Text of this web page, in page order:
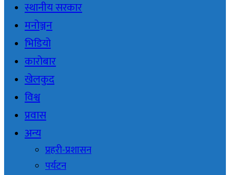
स्थानीय सरकार
मनोञ्जन
भिडियो
कारोबार
खेलकुद
विश्व
प्रवास
अन्य
प्रहरी-प्रशासन
पर्यटन